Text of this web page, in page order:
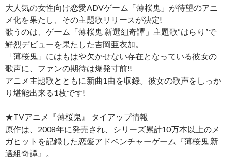
大人気の女性向け恋愛ADVゲーム「薄桜鬼」が待望のアニ
メ化を果たし、その主題歌リリースが決定!
歌うのは、ゲーム「薄桜鬼 新選組奇譚」主題歌“はらり”で
鮮烈デビューを果たした吉岡亜衣加。
「薄桜鬼」にはもはや欠かせない存在となっている彼女の
歌声に、ファンの期待は爆発寸前!!
アニメ主題歌とともに新曲1曲を収録。彼女の歌声をしっか
り堪能出来る1枚です!
★TVアニメ『薄桜鬼』 タイアップ情報
原作は、2008年に発売され、シリーズ累計10万本以上のメ
ガヒットを記録した恋愛アドベンチャーゲーム『薄桜鬼 新
選組奇譚』。